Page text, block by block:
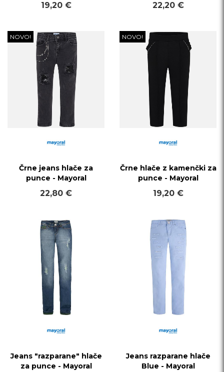
19,20 € 22,20 €
NOVO!
Črne jeans hlače za
punce - Mayoral
22,80 €
NOVO!
Črne hlače z kamenčki za
punce - Mayoral
19,20 €
Jeans "razparane" hlače
za punce - Mayoral
Jeans razparane hlače
Blue - Mayoral